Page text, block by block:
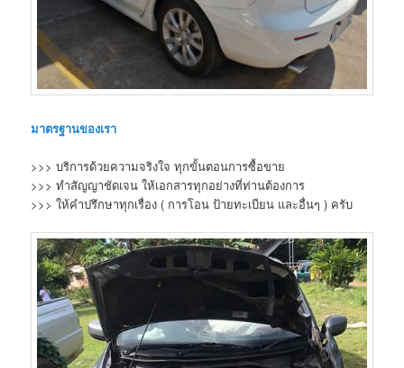
มาตรฐานของเรา
>>> บริการด้วยความจริงใจ ทุกขั้นตอนการซื้อขาย
>>> ทำสัญญาชัดเจน ให้เอกสารทุกอย่างที่ท่านต้องการ
>>> ให้คำปรึกษาทุกเรื่อง ( การโอน ป้ายทะเบียน และอื่นๆ ) ครับ